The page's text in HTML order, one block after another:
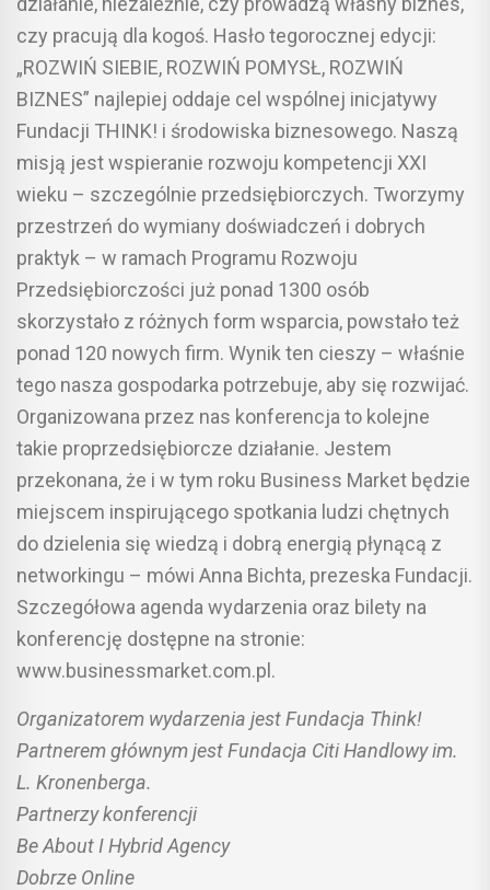
czy pracują dla kogoś. Hasło tegorocznej edycji:
„ROZWIŃ SIEBIE, ROZWIŃ POMYSŁ, ROZWIŃ
BIZNES” najlepiej oddaje cel wspólnej inicjatywy
Fundacji THINK! i środowiska biznesowego. Naszą
misją jest wspieranie rozwoju kompetencji XXI
wieku – szczególnie przedsiębiorczych. Tworzymy
przestrzeń do wymiany doświadczeń i dobrych
praktyk – w ramach Programu Rozwoju
Przedsiębiorczości już ponad 1300 osób
skorzystało z różnych form wsparcia, powstało też
ponad 120 nowych firm. Wynik ten cieszy – właśnie
tego nasza gospodarka potrzebuje, aby się rozwijać.
Organizowana przez nas konferencja to kolejne
takie proprzedsiębiorcze działanie. Jestem
przekonana, że i w tym roku Business Market będzie
miejscem inspirującego spotkania ludzi chętnych
do dzielenia się wiedzą i dobrą energią płynącą z
networkingu – mówi Anna Bichta, prezeska Fundacji.
Szczegółowa agenda wydarzenia oraz bilety na
konferencję dostępne na stronie:
www.businessmarket.com.pl.
Organizatorem wydarzenia jest Fundacja Think!
Partnerem głównym jest Fundacja Citi Handlowy im.
L. Kronenberga.
Partnerzy konferencji
Be About I Hybrid Agency
Dobrze Online